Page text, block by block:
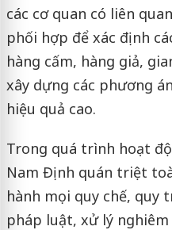
các cơ quan có liên
phối hợp để xác định
hàng cấm, hàng giả,
xây dựng các phương
hiệu quả cao.
Trong quá trình hoạt
Nam Định quán triệt
hành mọi quy chế, quy
pháp luật, xử lý